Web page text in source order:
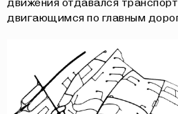
движения отдавался
двигающимся по главным